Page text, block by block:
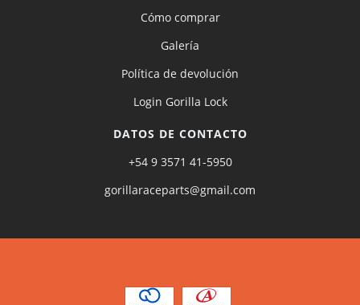
Cómo comprar
Galería
Política de devolución
Login Gorilla Lock
DATOS DE CONTACTO
+54 9 3571 41-5950
gorillaraceparts@gmail.com